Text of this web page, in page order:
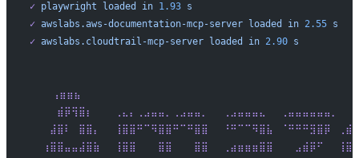
✓ playwright loaded in 1.93 s
✓ awslabs.aws-documentation-mcp-server loaded in 2.55 s
✓ awslabs.cloudtrail-mcp-server loaded in 2.90 s